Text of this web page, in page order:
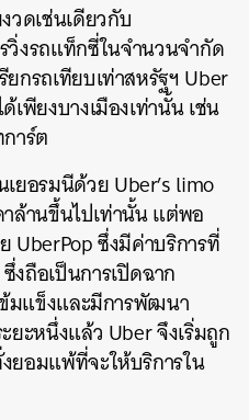
วดเช่นเดียวกับ
งรถแท็กซี่ในจำนวนจำกัด
ยกรถเทียบเท่าสหรัฐฯ Uber
เพียงบางเมืองเท่านั้นเช่น
าร์ต
ยอรมนีด้วยUber’s limo
ล้านขึ้นไปเท่านั้นแต่พอ
UberPopซึ่งมีค่าบริการที่
ซึ่งถือเป็นการเปิดฉาก
มแข็งและมีการพัฒนา
ยะหนึ่งแล้ว Uberจึงเริ่มถูก
ยอมแพ้ที่จะให้บริการใน